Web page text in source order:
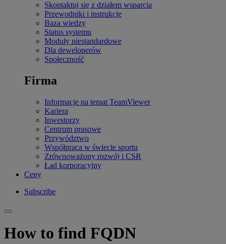
Skontaktuj się z działem wsparcia
Przewodniki i instrukcje
Baza wiedzy
Status systemu
Moduły niestandardowe
Dla deweloperów
Społeczność
Firma
Informacje na temat TeamViewer
Kariera
Inwestorzy
Centrum prasowe
Przywództwo
Współpraca w świecie sportu
Zrównoważony rozwój i CSR
Ład korporacyjny
Ceny
Subscribe
How to find FQDN